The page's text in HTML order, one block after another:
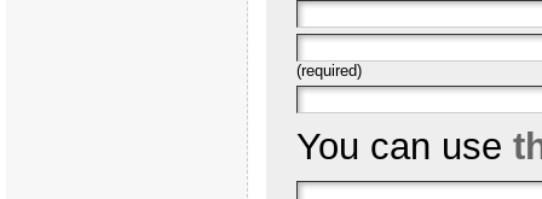
(required)
You can use